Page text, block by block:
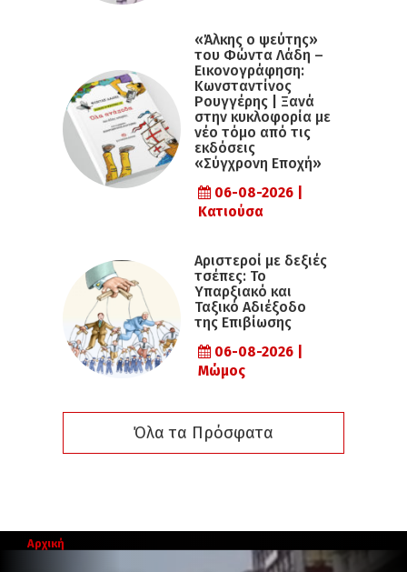
«Άλκης ο ψεύτης»
του Φώντα Λάδη –
Εικονογράφηση:
Κωνσταντίνος
Ρουγγέρης | Ξανά
στην κυκλοφορία με
νέο τόμο από τις
εκδόσεις
«Σύγχρονη Εποχή»
06-08-2026 |
Κατιούσα
Αριστεροί με δεξιές
τσέπες: Το
Υπαρξιακό και
Ταξικό Αδιέξοδο
της Επιβίωσης
06-08-2026 |
Μώμος
Όλα τα Πρόσφατα
Αρχική